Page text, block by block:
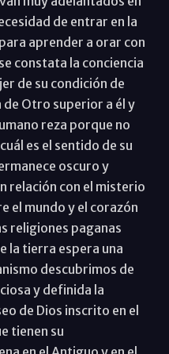
de entrar en la
aprender a orar con
constata la conciencia
de su condición de
Otro superior a él y
reza porque no
es el sentido de su
oscuro y
relación con el misterio
el mundo y el corazón
religiones paganas
la tierra espera una
descubrimos de
y definida la
de Dios inscrito en el
tienen su